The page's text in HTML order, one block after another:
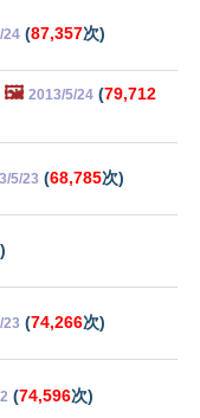
24 (87,357次)
🖼️ 2013/5/24 (79,712
5/23 (68,785次)
23 (74,266次)
(74,596次)